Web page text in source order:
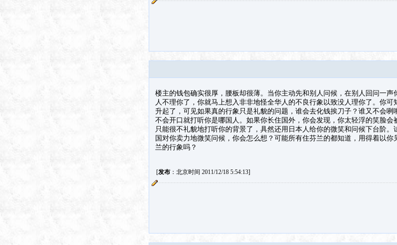
楼主的钱包确实很厚，腰板却很薄。当你主动先和别人问候，在别人回问一声
人不理你了，你就马上想入非非地怪全华人的不良行象以致没人理你了。你
升起了，可见如果真的行象只是礼貌的问题，谁会去化钱挨刀子？谁又不会
不会开口就打听你是哪国人。如果你长住国外，你会发现，你太轻浮的笑脸会
只能很不礼貌地打听你的背景了，具然还用日本人给你的微笑和问候下台阶
国对你卖力地微笑问候，你会怎么想？可能所有住芬兰的都知道，用得着以
兰的行象吗？
[发布：北京时间 2011/12/18 5:54:13]